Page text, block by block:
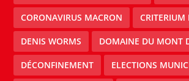
CORONAVIRUS MACRON
DENIS WORMS DOMAINE DU MONT
DÉCONFINEMENT ELECTIONS